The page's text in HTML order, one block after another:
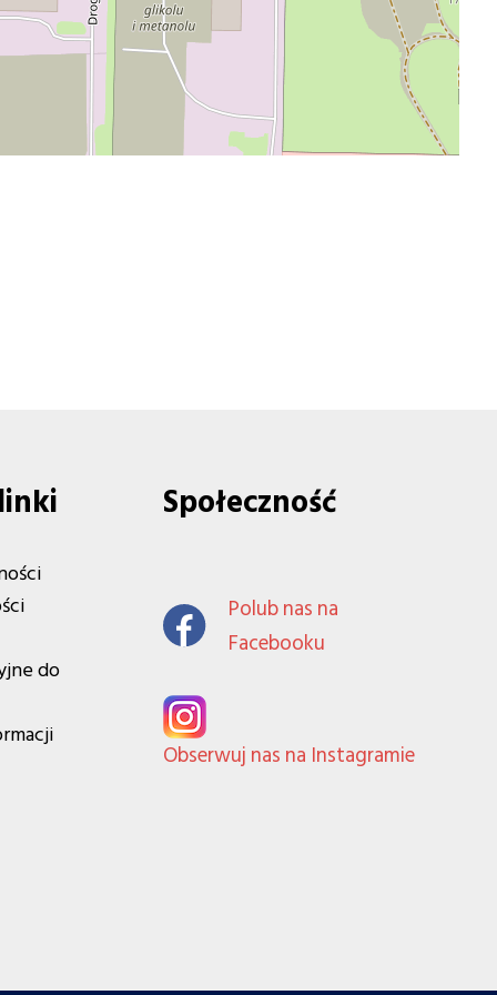
do
Społeczność
Polub nas na
Facebooku
Obserwuj nas na Instagramie